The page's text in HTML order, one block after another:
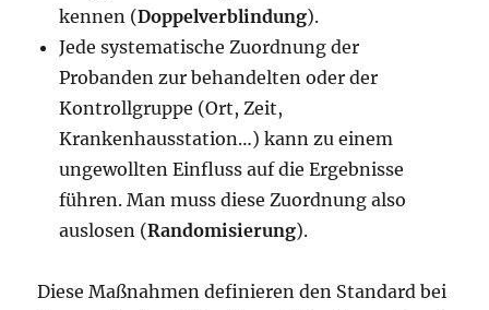
kennen (Doppelverblindung).
Jede systematische Zuordnung der
Probanden zur behandelten oder der
Kontrollgruppe (Ort, Zeit,
Krankenhausstation…) kann zu einem
ungewollten Einfluss auf die Ergebnisse
führen. Man muss diese Zuordnung also
auslosen (Randomisierung).
Diese Maßnahmen definieren den Standard bei